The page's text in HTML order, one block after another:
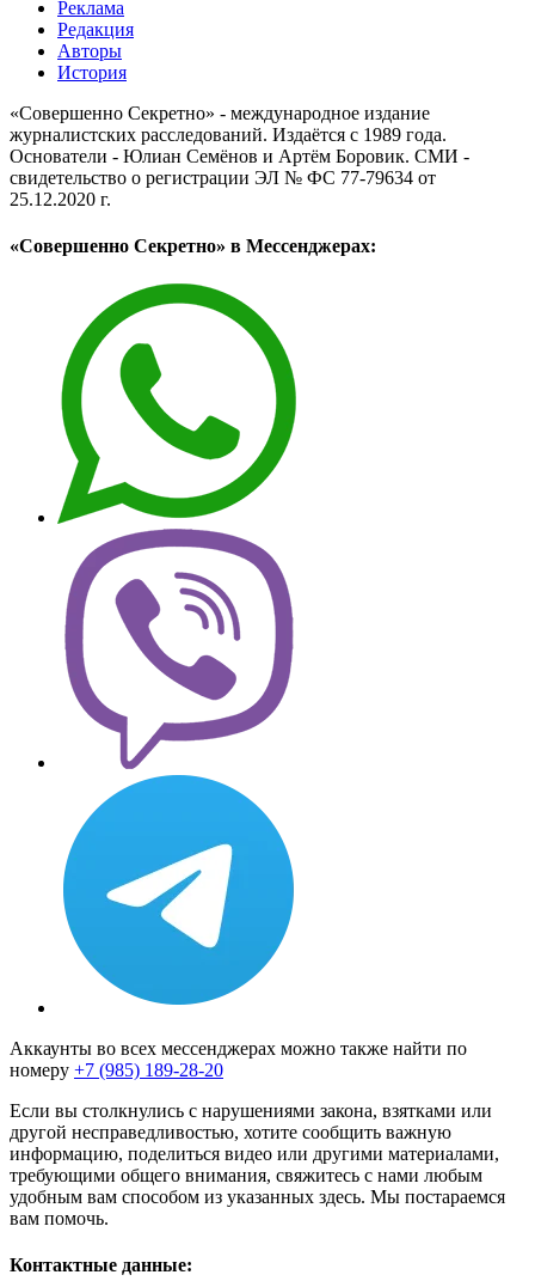
Реклама
Редакция
Авторы
История
«Совершенно Секретно» - международное издание
журналистских расследований. Издаётся с 1989 года.
Основатели - Юлиан Семёнов и Артём Боровик. CМИ -
свидетельство о регистрации ЭЛ № ФС 77-79634 от
25.12.2020 г.
«Совершенно Секретно» в Мессенджерах:
Аккаунты во всех мессенджерах можно также найти по
номеру +7 (985) 189-28-20
Если вы столкнулись с нарушениями закона, взятками или
другой несправедливостью, хотите сообщить важную
информацию, поделиться видео или другими материалами,
требующими общего внимания, свяжитесь с нами любым
удобным вам способом из указанных здесь. Мы постараемся
вам помочь.
Контактные данные: